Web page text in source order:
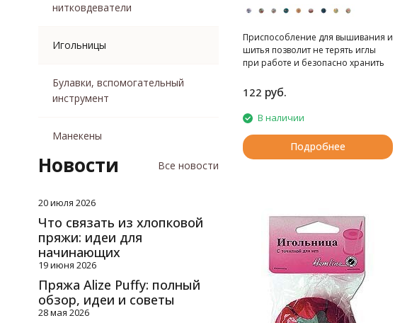
Приспособление для вышивания и
шитья позволит не терять иглы
при работе и безопасно хранить
использовать, как держатель для
122 руб.
В наличии
Подробнее
нитковдеватели
Игольницы
Булавки, вспомогательный
инструмент
Манекены
Новости Все новости
20 июля 2026
Что связать из хлопковой
пряжи: идеи для
начинающих
19 июня 2026
Пряжа Alize Puffy: полный
обзор, идеи и советы
28 мая 2026